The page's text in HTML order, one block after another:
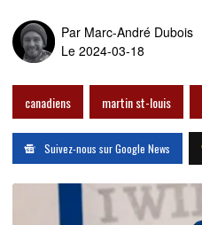
Par Marc-André Dubois
Le 2024-03-18
canadiens martin st-louis
Suivez-nous sur Google News